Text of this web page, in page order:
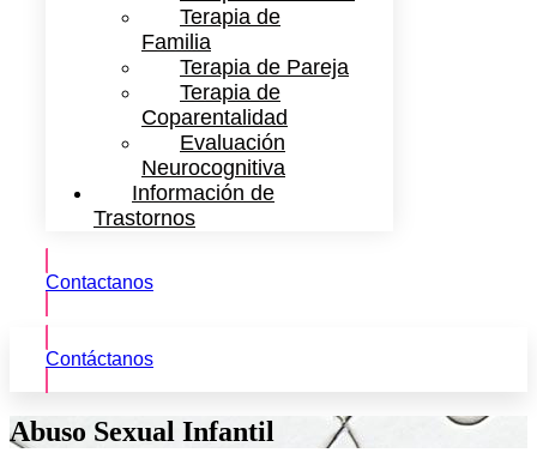
Terapia de
Familia
Terapia de Pareja
Terapia de
Coparentalidad
Evaluación
Neurocognitiva
Información de
Trastornos
Contactanos
Contáctanos
Abuso Sexual Infantil